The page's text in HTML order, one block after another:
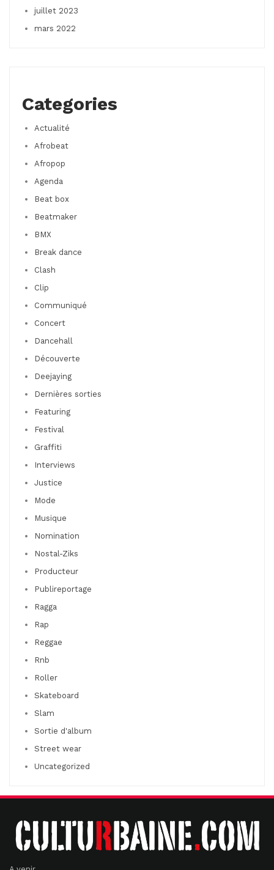
juillet 2023
mars 2022
Categories
Actualité
Afrobeat
Afropop
Agenda
Beat box
Beatmaker
BMX
Break dance
Clash
Clip
Communiqué
Concert
Dancehall
Découverte
Deejaying
Dernières sorties
Featuring
Festival
Graffiti
Interviews
Justice
Mode
Musique
Nomination
Nostal-Ziks
Producteur
Publireportage
Ragga
Rap
Reggae
Rnb
Roller
Skateboard
Slam
Sortie d'album
Street wear
Uncategorized